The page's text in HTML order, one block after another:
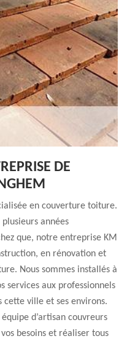
DE
en couverture toiture.
plusieurs années
que, notre entreprise KM
en rénovation et
Nous sommes installés à
services aux professionnels
ville et ses environs.
d’artisan couvreurs
besoins et réaliser tous